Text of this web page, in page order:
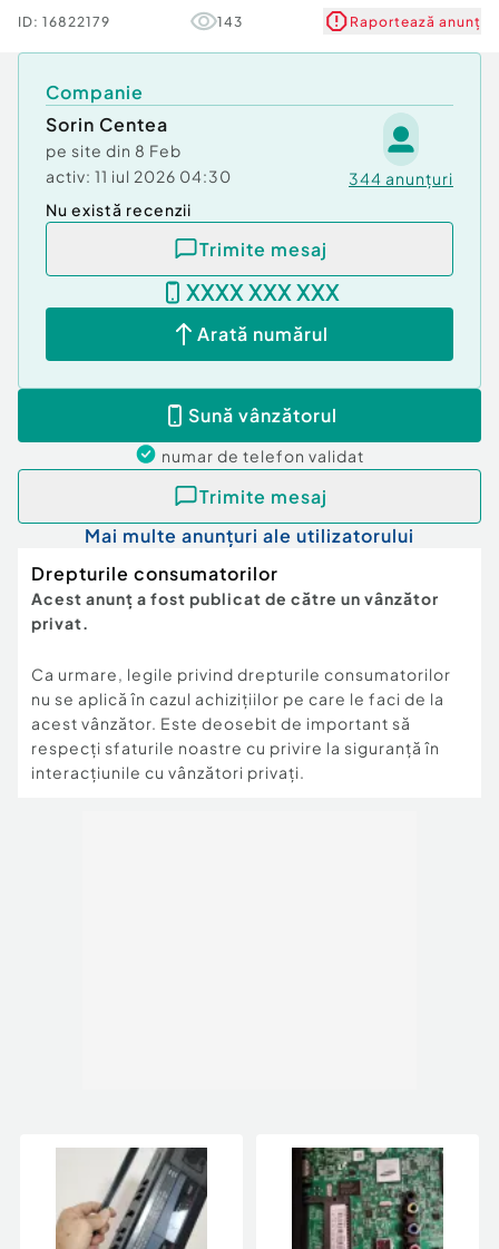
ID: 16822179 143 Raportează anunț
Companie
Sorin Centea
pe site din 8 Feb
activ: 11 iul 2026 04:30 344 anunțuri
Nu există recenzii
Trimite mesaj
XXXX XXX XXX
Arată numărul
Sună vânzătorul
numar de telefon validat
Trimite mesaj
Mai multe anunțuri ale utilizatorului
Drepturile consumatorilor
Acest anunț a fost publicat de către un vânzător
privat.
Ca urmare, legile privind drepturile consumatorilor
nu se aplică în cazul achizițiilor pe care le faci de la
acest vânzător. Este deosebit de important să
respecți sfaturile noastre cu privire la siguranță în
interacțiunile cu vânzători privați.